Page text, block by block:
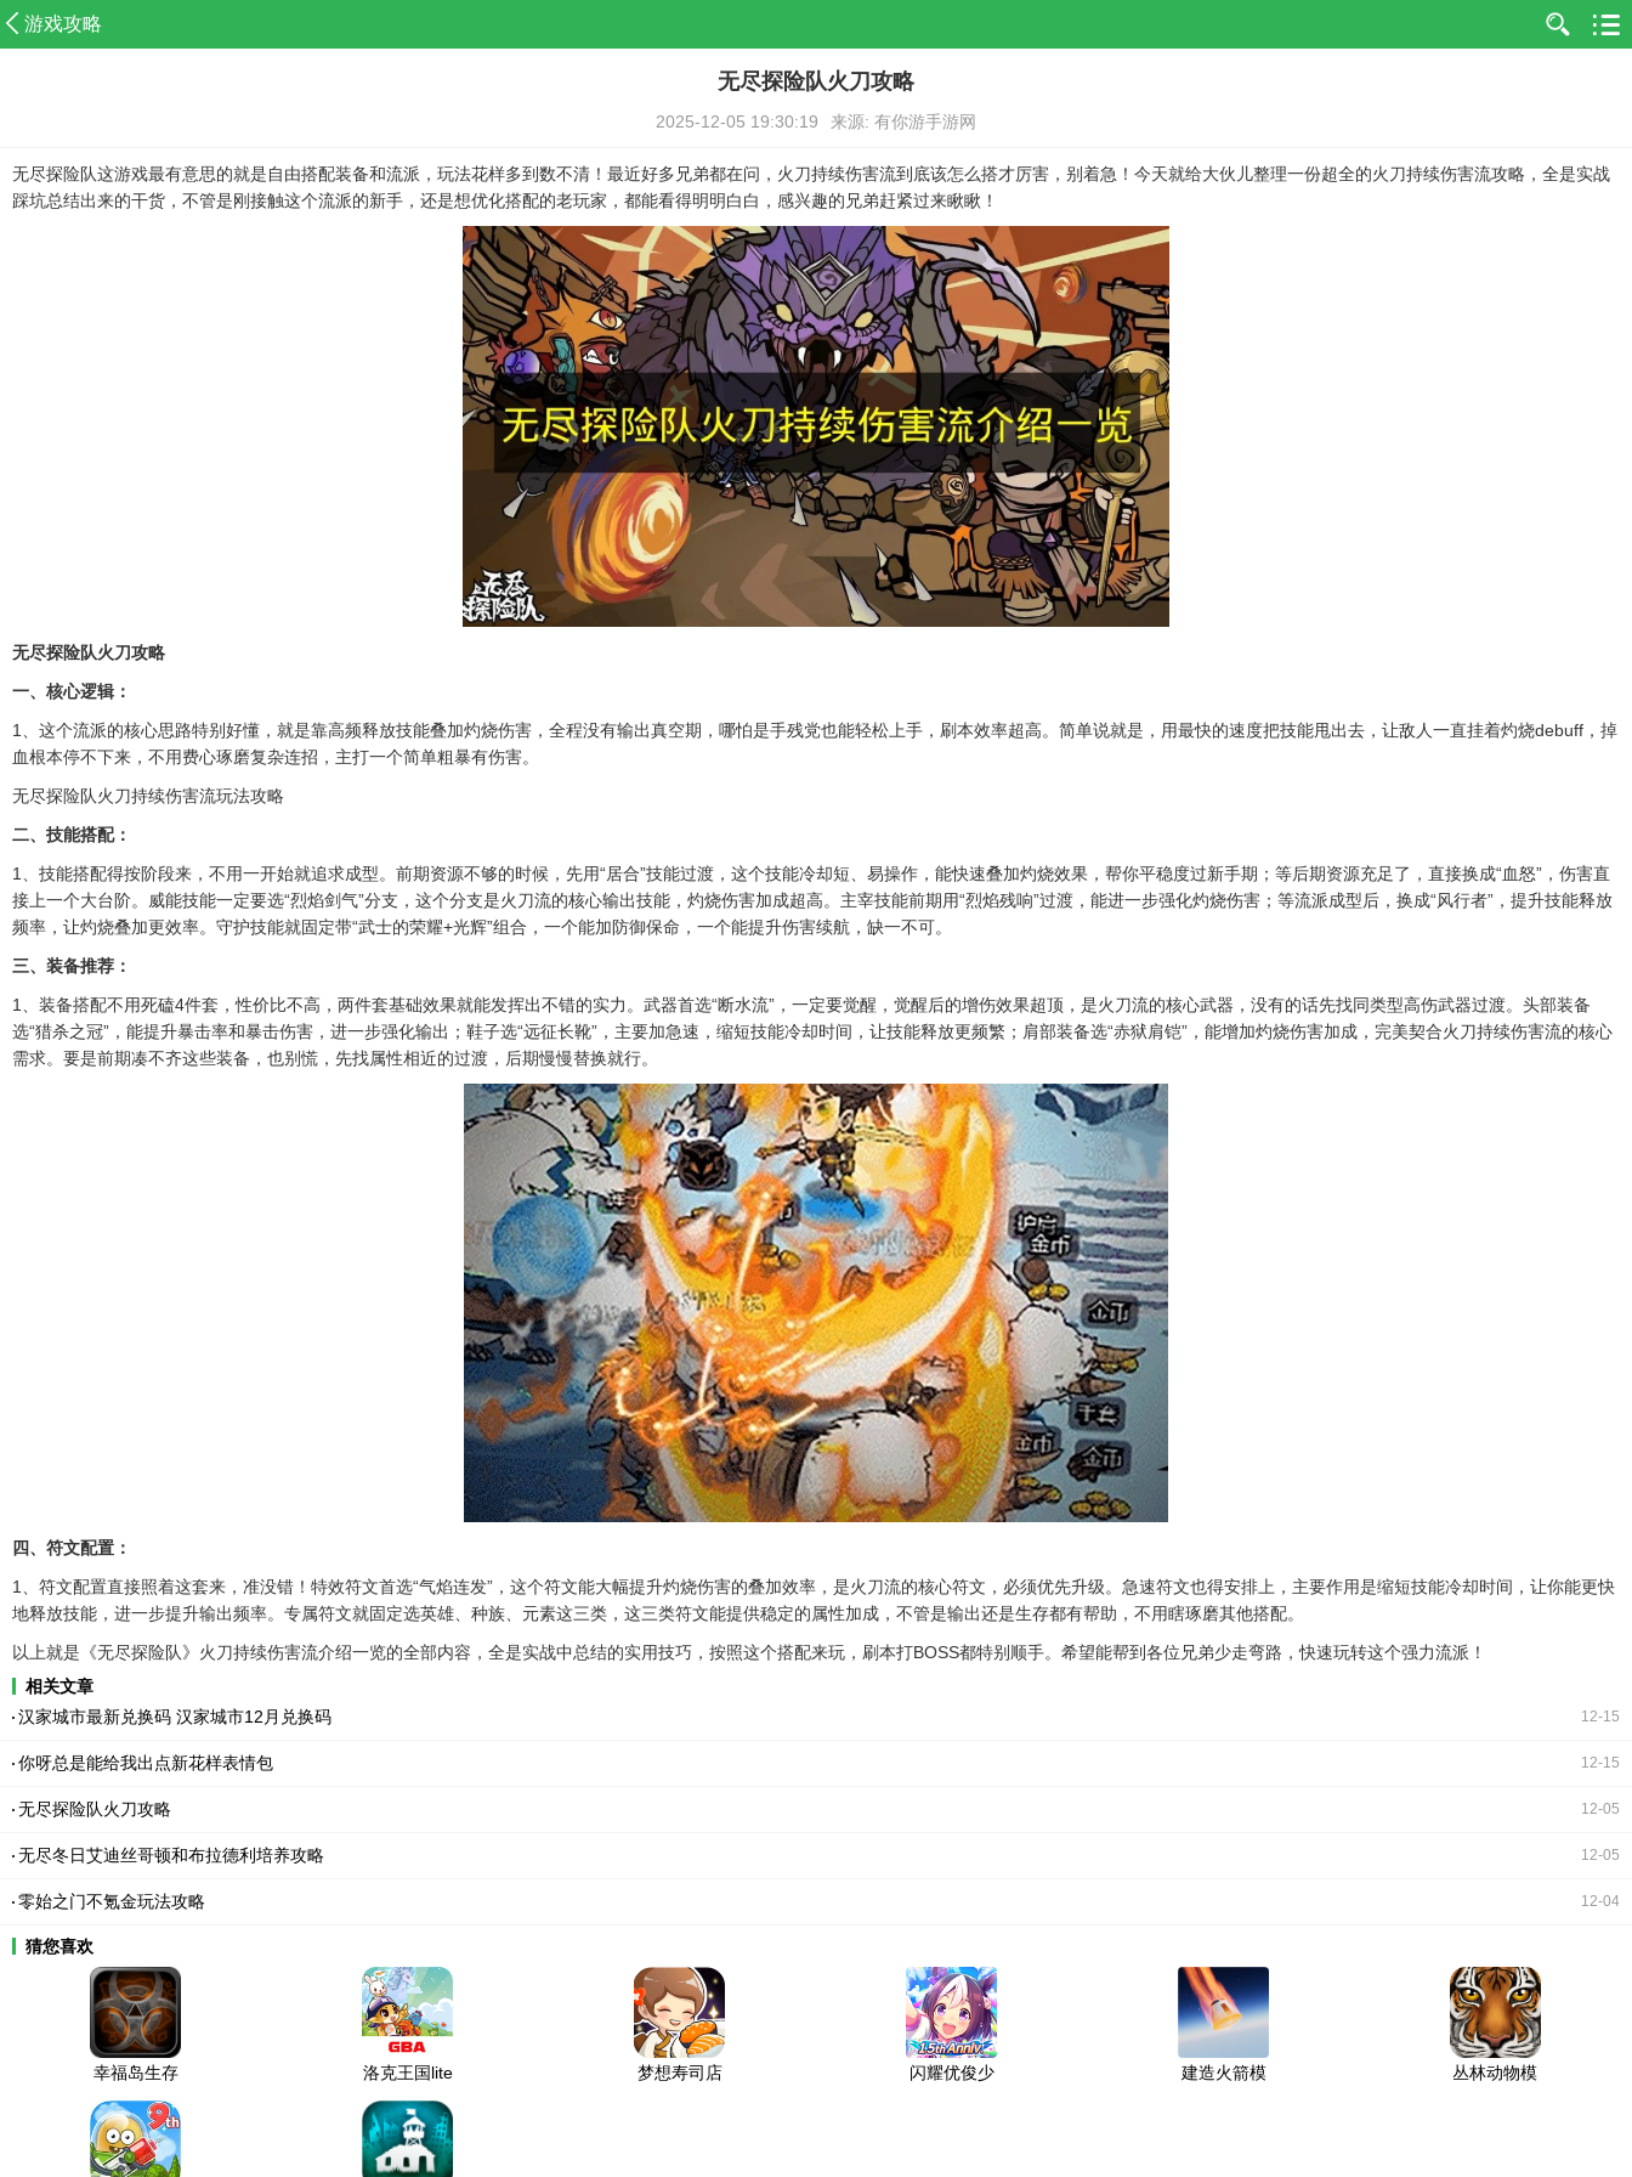
游戏攻略
无尽探险队火刀攻略
2025-12-05 19:30:19 来源: 有你游手游网
无尽探险队这游戏最有意思的就是自由搭配装备和流派，玩法花样多到数不清！最近好多兄弟都在问，火刀持续伤害流到底该怎么搭才厉害，别着急！今天就给大伙儿整理一份超全的火刀持续伤害流攻略，全是实战
踩坑总结出来的干货，不管是刚接触这个流派的新手，还是想优化搭配的老玩家，都能看得明明白白，感兴趣的兄弟赶紧过来瞅瞅！
无尽探险队火刀攻略
一、核心逻辑：
1、这个流派的核心思路特别好懂，就是靠高频释放技能叠加灼烧伤害，全程没有输出真空期，哪怕是手残党也能轻松上手，刷本效率超高。简单说就是，用最快的速度把技能甩出去，让敌人一直挂着灼烧debuff，掉
血根本停不下来，不用费心琢磨复杂连招，主打一个简单粗暴有伤害。
无尽探险队火刀持续伤害流玩法攻略
二、技能搭配：
1、技能搭配得按阶段来，不用一开始就追求成型。前期资源不够的时候，先用“居合”技能过渡，这个技能冷却短、易操作，能快速叠加灼烧效果，帮你平稳度过新手期；等后期资源充足了，直接换成“血怒”，伤害直
接上一个大台阶。威能技能一定要选“烈焰剑气”分支，这个分支是火刀流的核心输出技能，灼烧伤害加成超高。主宰技能前期用“烈焰残响”过渡，能进一步强化灼烧伤害；等流派成型后，换成“风行者”，提升技能释放
频率，让灼烧叠加更效率。守护技能就固定带“武士的荣耀+光辉”组合，一个能加防御保命，一个能提升伤害续航，缺一不可。
三、装备推荐：
1、装备搭配不用死磕4件套，性价比不高，两件套基础效果就能发挥出不错的实力。武器首选“断水流”，一定要觉醒，觉醒后的增伤效果超顶，是火刀流的核心武器，没有的话先找同类型高伤武器过渡。头部装备
选“猎杀之冠”，能提升暴击率和暴击伤害，进一步强化输出；鞋子选“远征长靴”，主要加急速，缩短技能冷却时间，让技能释放更频繁；肩部装备选“赤狱肩铠”，能增加灼烧伤害加成，完美契合火刀持续伤害流的核心
需求。要是前期凑不齐这些装备，也别慌，先找属性相近的过渡，后期慢慢替换就行。
四、符文配置：
1、符文配置直接照着这套来，准没错！特效符文首选“气焰连发”，这个符文能大幅提升灼烧伤害的叠加效率，是火刀流的核心符文，必须优先升级。急速符文也得安排上，主要作用是缩短技能冷却时间，让你能更快
地释放技能，进一步提升输出频率。专属符文就固定选英雄、种族、元素这三类，这三类符文能提供稳定的属性加成，不管是输出还是生存都有帮助，不用瞎琢磨其他搭配。
以上就是《无尽探险队》火刀持续伤害流介绍一览的全部内容，全是实战中总结的实用技巧，按照这个搭配来玩，刷本打BOSS都特别顺手。希望能帮到各位兄弟少走弯路，快速玩转这个强力流派！
相关文章
12-15
汉家城市最新兑换码 汉家城市12月兑换码
12-15
你呀总是能给我出点新花样表情包
12-05
无尽探险队火刀攻略
12-05
无尽冬日艾迪丝哥顿和布拉德利培养攻略
12-04
零始之门不氪金玩法攻略
猜您喜欢
幸福岛生存
中文无限材
料版2026
洛克王国lite
版安卓下载
梦想寿司店
闪耀优俊少
建造火箭模
丛林动物模